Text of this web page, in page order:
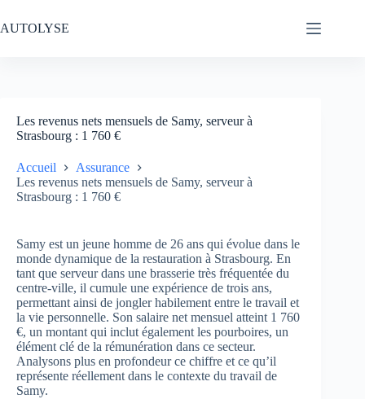
au
contenu
AUTOLYSE
Les revenus nets mensuels de Samy, serveur à
Strasbourg : 1 760 €
Accueil
Assurance
Les revenus nets mensuels de Samy, serveur à
Strasbourg : 1 760 €
Samy est un jeune homme de 26 ans qui évolue dans le
monde dynamique de la restauration à Strasbourg. En
tant que serveur dans une brasserie très fréquentée du
centre-ville, il cumule une expérience de trois ans,
permettant ainsi de jongler habilement entre le travail et
la vie personnelle. Son salaire net mensuel atteint 1 760
€, un montant qui inclut également les pourboires, un
élément clé de la rémunération dans ce secteur.
Analysons plus en profondeur ce chiffre et ce qu’il
représente réellement dans le contexte du travail de
Samy.